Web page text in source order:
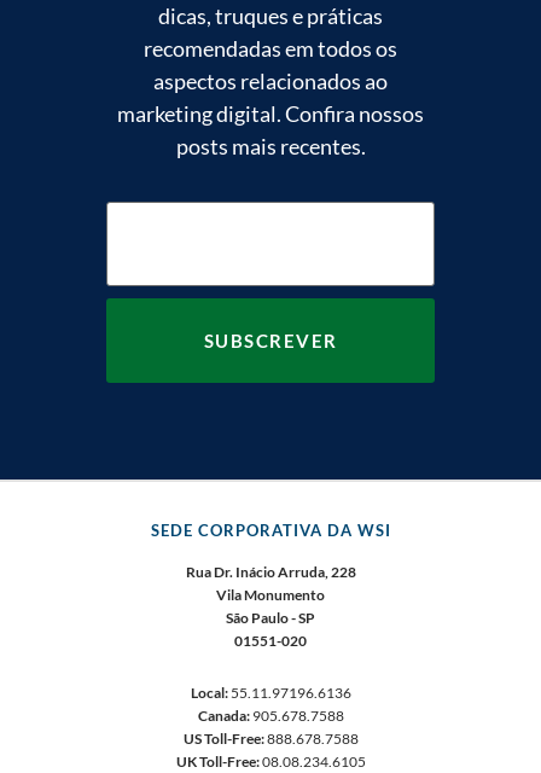
dicas, truques e práticas
recomendadas em todos os
aspectos relacionados ao
marketing digital. Confira nossos
posts mais recentes.
SEDE CORPORATIVA DA WSI
Rua Dr. Inácio Arruda, 228
Vila Monumento
São Paulo - SP
01551-020
Local: 55.11.97196.6136
Canada:905.678.7588
US Toll-Free:888.678.7588
UK Toll-Free:08.08.234.6105